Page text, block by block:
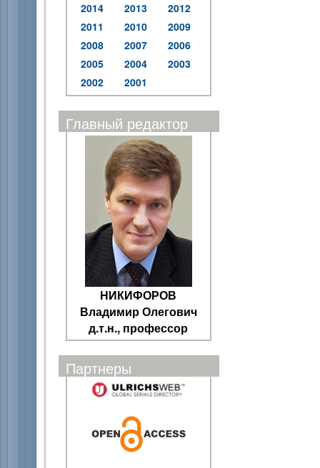
2014
2013
2012
2011
2010
2009
2008
2007
2006
2005
2004
2003
2002
2001
Главный редактор
НИКИФОРОВ
Владимир Олегович
д.т.н., профессор
Партнеры